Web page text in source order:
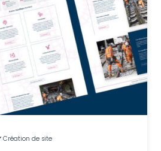
Création de site